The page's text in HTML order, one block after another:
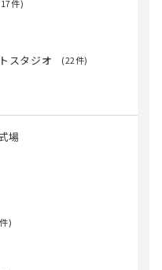
件)
スタジオ (22件)
場
)